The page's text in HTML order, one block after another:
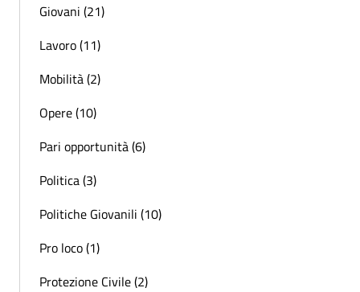
Giovani (21)
Lavoro (11)
Mobilità (2)
Opere (10)
Pari opportunità (6)
Politica (3)
Politiche Giovanili (10)
Pro loco (1)
Protezione Civile (2)